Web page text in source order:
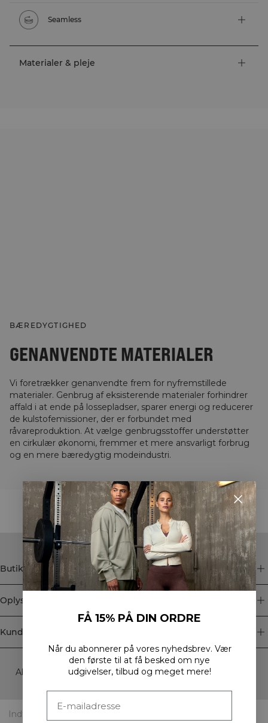
Seamless
Materialer & pleje
BÆREDYGTIGHED
GENANVENDTE MATERIALER
Vi foretrækker genanvendte frem for nyfremstillede
materialer. Genbrug af eksisterende materialer forhindrer
affald i at ende på lossepladser, sparer energi og reducerer
de kulstofemissioner, der er forbundet med
råvareproduktion. At vælge genbrugsstoffer understøtter
en cirkulær økonomi, fremmer et mere ansvarligt forbrug
og en mere bæredygtig modeindustri.
STYLE WITH
Butik
Oplysninger
Kundeservice
Newsletter
Abonner på vores nyhedsbrev! Få eksklusive tilbud, vores
FÅ 15% PÅ DIN ORDRE
Når du abonnerer på vores nyhedsbrev. Vær
den første til at få besked om nye
udgivelser, tilbud og meget mere!